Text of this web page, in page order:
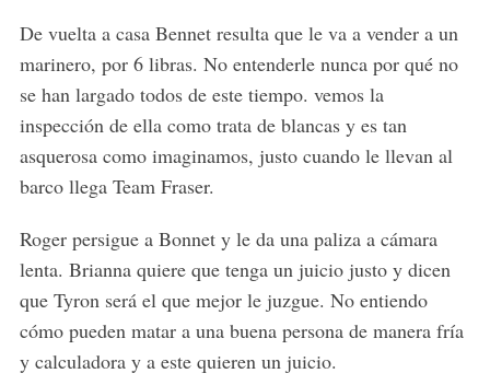
De vuelta a casa Bennet resulta que le va a vender a un
marinero, por 6 libras. No entenderle nunca por qué no
se han largado todos de este tiempo. vemos la
inspección de ella como trata de blancas y es tan
asquerosa como imaginamos, justo cuando le llevan al
barco llega Team Fraser.
Roger persigue a Bonnet y le da una paliza a cámara
lenta. Brianna quiere que tenga un juicio justo y dicen
que Tyron será el que mejor le juzgue. No entiendo
cómo pueden matar a una buena persona de manera fría
y calculadora y a este quieren un juicio.